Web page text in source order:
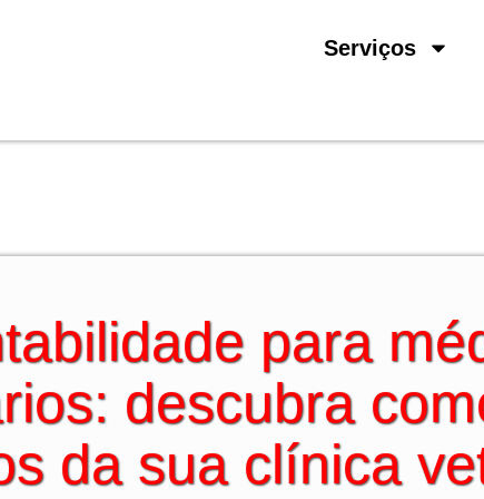
Serviços
para
descubra
da sua clínica